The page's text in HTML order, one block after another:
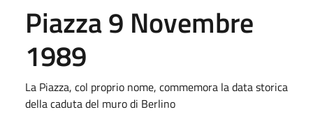
Piazza 9 Novembre
1989
La Piazza, col proprio nome, commemora la data storica
della caduta del muro di Berlino